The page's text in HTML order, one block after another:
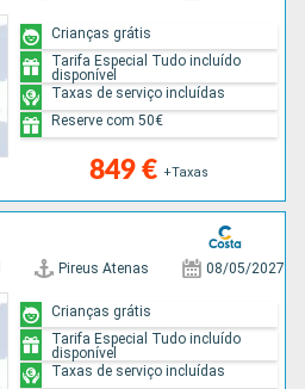
849 € +Taxas
Crianças grátis
Tarifa Especial Tudo incluído
disponível
Taxas de serviço incluídas
Reserve com 50€
Pireus Atenas 08/05/2027
Crianças grátis
Tarifa Especial Tudo incluído
disponível
Taxas de serviço incluídas